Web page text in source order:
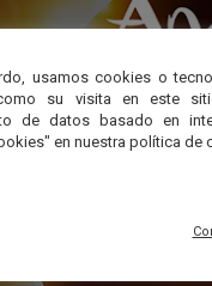
usamos cookies o
su visita en este
de datos basado en
en nuestra política de